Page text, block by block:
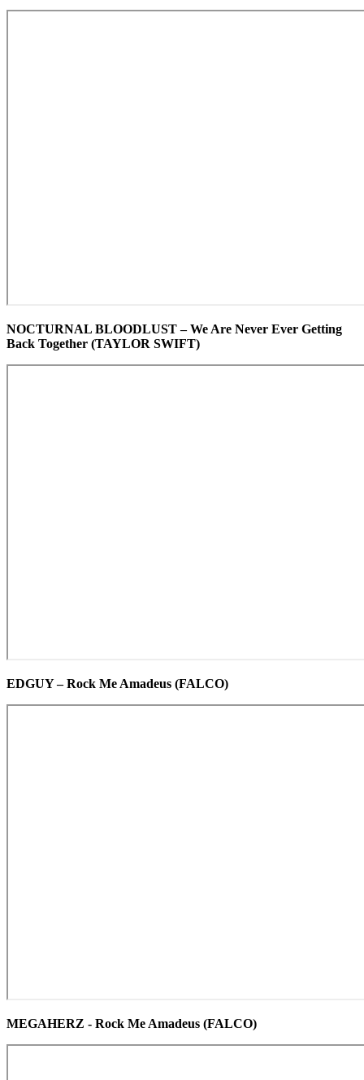
NOCTURNAL BLOODLUST – We Are Never Ever Getting
Back Together (TAYLOR SWIFT)
EDGUY – Rock Me Amadeus (FALCO)
MEGAHERZ - Rock Me Amadeus (FALCO)